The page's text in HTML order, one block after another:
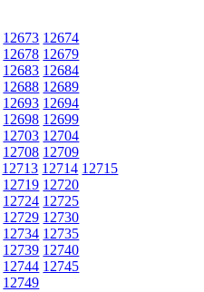
12673 12674
12678 12679
12683 12684
12688 12689
12693 12694
12698 12699
12703 12704
12708 12709
12713 12714 12715
12719 12720
12724 12725
12729 12730
12734 12735
12739 12740
12744 12745
12749